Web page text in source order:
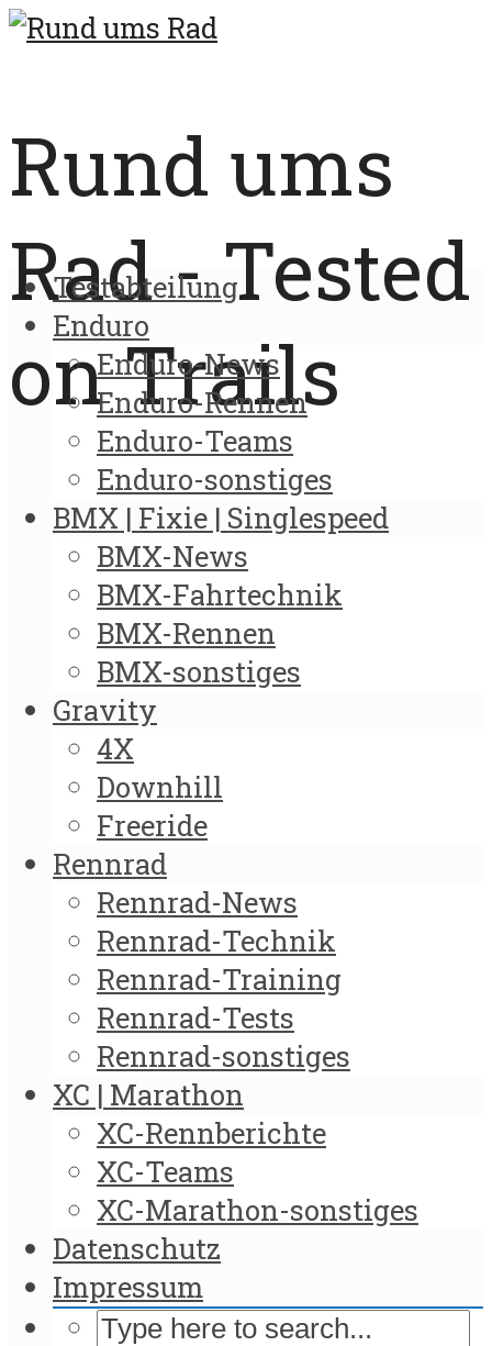
Rund ums
Rad - Tested
on Trails
Testabteilung
Enduro
Enduro-News
Enduro-Rennen
Enduro-Teams
Enduro-sonstiges
BMX | Fixie | Singlespeed
BMX-News
BMX-Fahrtechnik
BMX-Rennen
BMX-sonstiges
Gravity
4X
Downhill
Freeride
Rennrad
Rennrad-News
Rennrad-Technik
Rennrad-Training
Rennrad-Tests
Rennrad-sonstiges
XC | Marathon
XC-Rennberichte
XC-Teams
XC-Marathon-sonstiges
Datenschutz
Impressum